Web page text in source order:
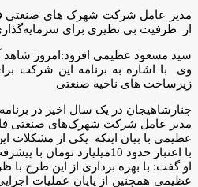
مدیر عامل شرکت شهرک های صنعتی
از ظرفیت بی نظیری برای
سید مسعود عظیمی افزود:امروز شاهد
زیرساخت های ناحیه صنعتی
چنارشاهیجان در یک سال اخیر در
مدیر عامل شرکت شهرک‌های صنعتی
با اعتبار حدود 10میلیارد تومان با پیشرفت فیزیکی 50درصدی درحال انجام است.
او گفت: با بهره برداری از این طرح با ظرفیت 10 مگاوات بستر مناسب برای تامین برق پایدار